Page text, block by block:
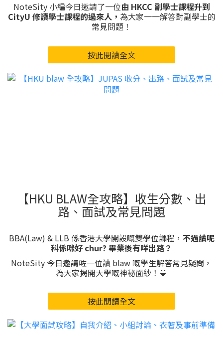
NoteSity 小編今日邀請了一位由 HKCC 副學士課程升到
CityU 修讀學士課程的過來人， 為大家一一解答對副學士的
常見問題！
按此閱讀全文
【HKU BLAW全攻略】收生分數、出
路、面試及常見問題
BBA(Law) & LLB 係香港大學開設嘅雙學位課程， 不過讀呢
科係咪好 chur? 畢業後有咩出路？
NoteSity 今日邀請咗一位讀 blaw 嘅學生解答常見疑問，
為大家揭開大學嘅神秘面紗！💛
按此閱讀全文